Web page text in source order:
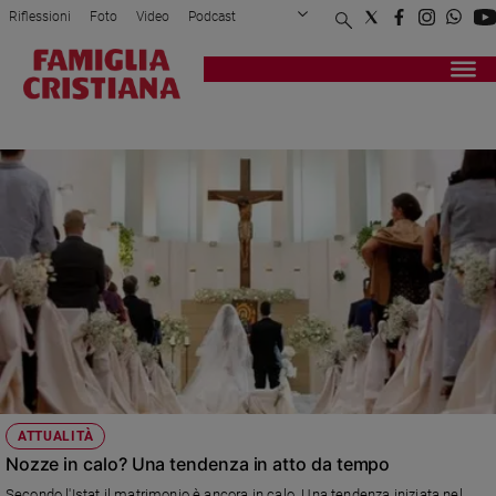
Attualità
Politica
Economia
Legalità
giustizia
Sport
Interviste
Papa
Papa
Riflessioni Foto Video Podcast
Privacy Policy Chi siamo
Registrati Redazione
ATTUALITÀ
Nozze in calo? Una tendenza in atto da tempo